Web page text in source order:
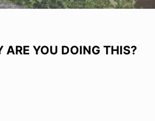
YOU DOING THIS?